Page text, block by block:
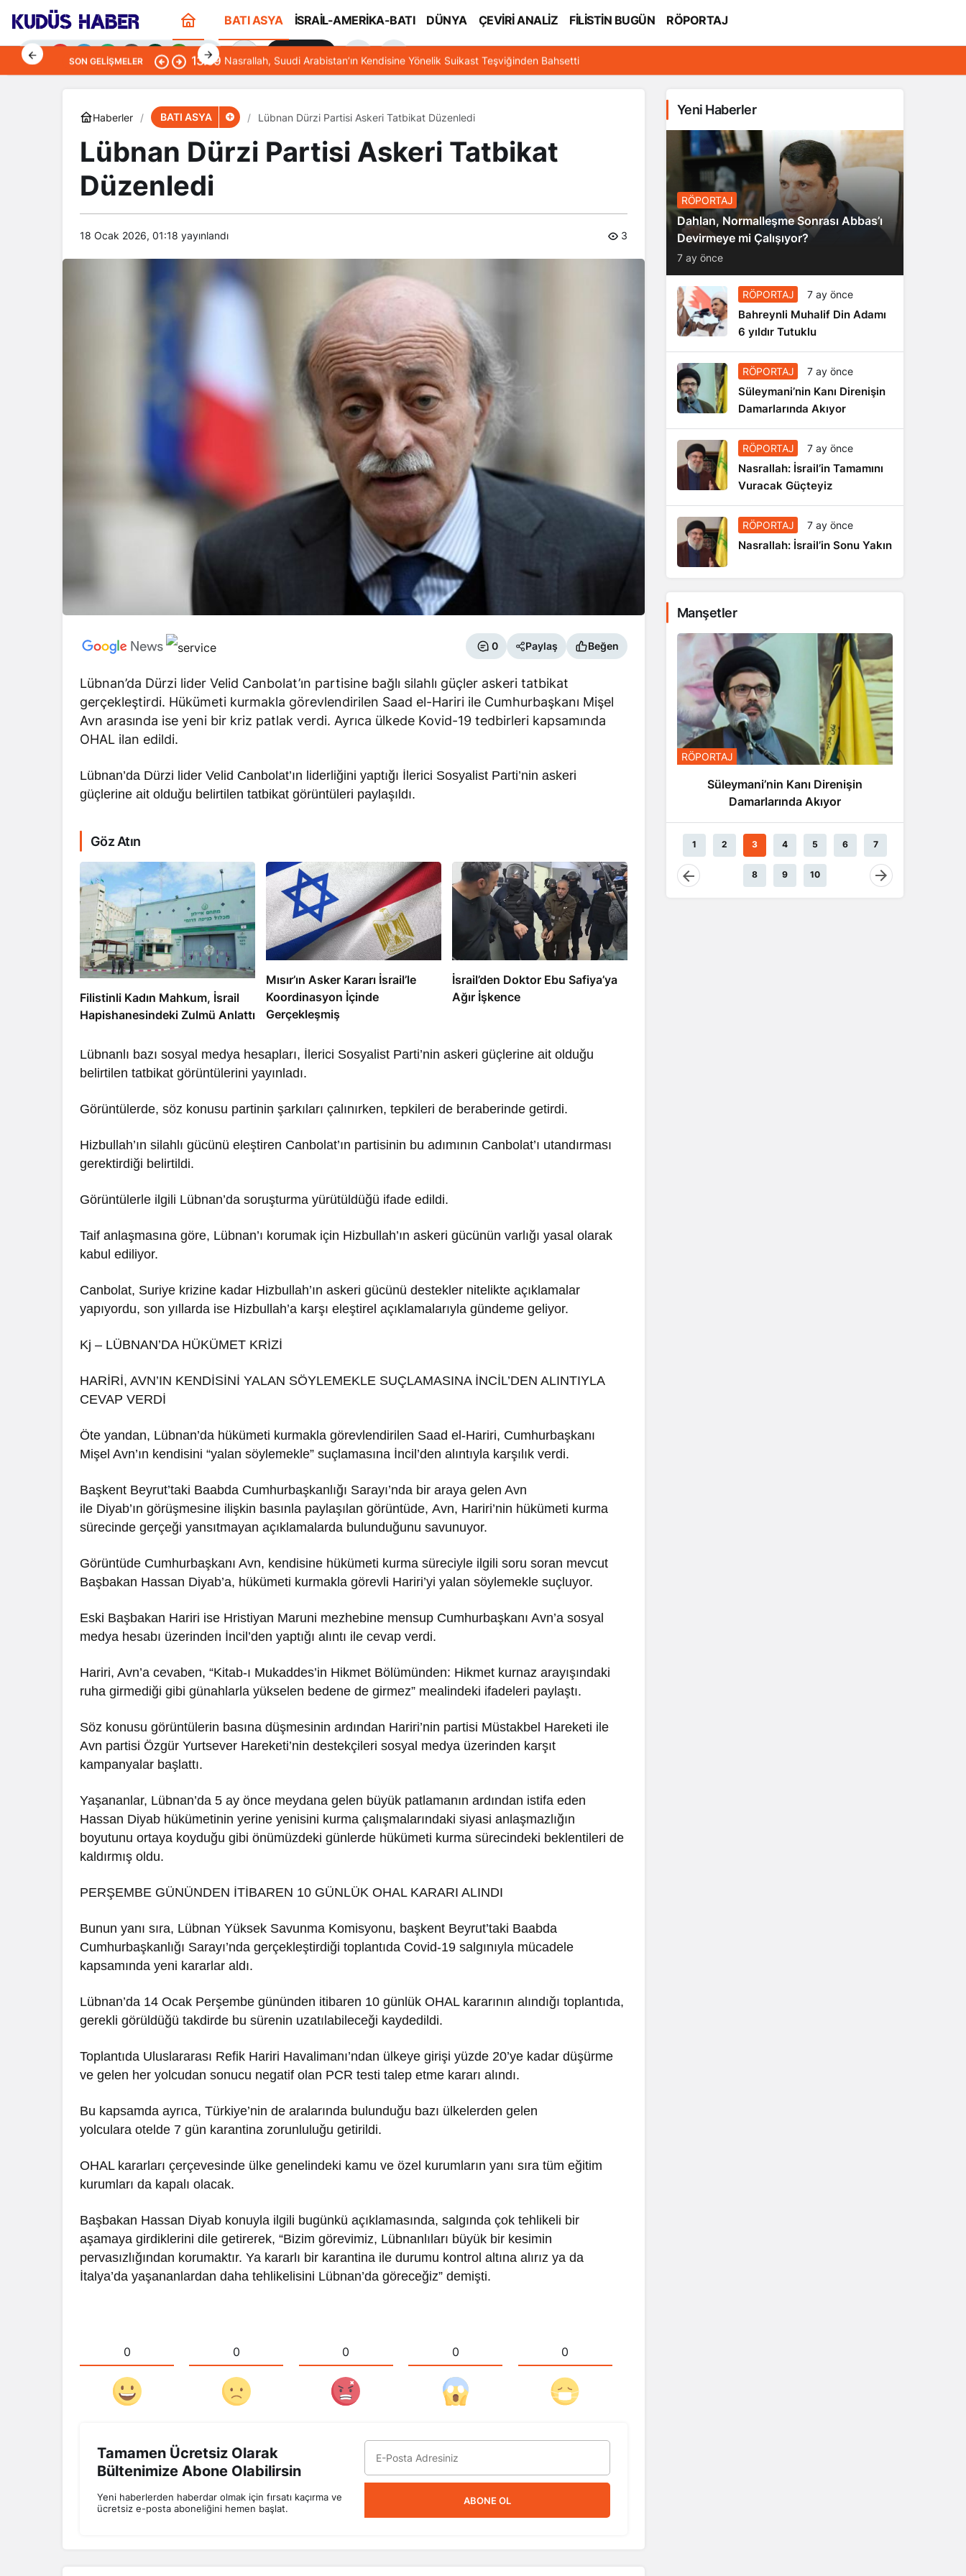
BATI ASYA İSRAİL-AMERİKA-BATI DÜNYA ÇEVİRİ ANALİZ FİLİSTİN BUGÜN RÖPORTAJ
Gündüz Modu
Gündüz modunu seçin.
Gece modunu seçin.
Sana Özel
SON GELIŞMELER 13:09 Nasrallah, Suudi Arabistan’ın Kendisine Yönelik Suikast Teşviğinden Bahsetti
Haberler BATI ASYA Lübnan Dürzi Partisi Askeri Tatbikat Düzenledi
Lübnan Dürzi Partisi Askeri Tatbikat
Düzenledi
18 Ocak 2026, 01:18 yayınlandı 3
0 Paylaş Beğen
Lübnan’da Dürzi lider Velid Canbolat’ın partisine bağlı silahlı güçler askeri tatbikat
gerçekleştirdi. Hükümeti kurmakla görevlendirilen Saad el-Hariri ile Cumhurbaşkanı Mişel
Avn arasında ise yeni bir kriz patlak verdi. Ayrıca ülkede Kovid-19 tedbirleri kapsamında
OHAL ilan edildi.
Lübnan’da Dürzi lider Velid Canbolat’ın liderliğini yaptığı İlerici Sosyalist Parti’nin askeri
güçlerine ait olduğu belirtilen tatbikat görüntüleri paylaşıldı.
Göz Atın
Filistinli Kadın Mahkum, İsrail
Hapishanesindeki Zulmü Anlattı
Mısır’ın Asker Kararı İsrail’le
Koordinasyon İçinde
Gerçekleşmiş
İsrail’den Doktor Ebu Safiya’ya
Ağır İşkence
Lübnanlı bazı sosyal medya hesapları, İlerici Sosyalist Parti’nin askeri güçlerine ait olduğu
belirtilen tatbikat görüntülerini yayınladı.
Görüntülerde, söz konusu partinin şarkıları çalınırken, tepkileri de beraberinde getirdi.
Hizbullah’ın silahlı gücünü eleştiren Canbolat’ın partisinin bu adımının Canbolat’ı utandırması
gerektirdiği belirtildi.
Görüntülerle ilgili Lübnan’da soruşturma yürütüldüğü ifade edildi.
Taif anlaşmasına göre, Lübnan’ı korumak için Hizbullah’ın askeri gücünün varlığı yasal olarak
kabul ediliyor.
Canbolat, Suriye krizine kadar Hizbullah’ın askeri gücünü destekler nitelikte açıklamalar
yapıyordu, son yıllarda ise Hizbullah’a karşı eleştirel açıklamalarıyla gündeme geliyor.
Kj – LÜBNAN’DA HÜKÜMET KRİZİ
HARİRİ, AVN’IN KENDİSİNİ YALAN SÖYLEMEKLE SUÇLAMASINA İNCİL’DEN ALINTIYLA
CEVAP VERDİ
Öte yandan, Lübnan’da hükümeti kurmakla görevlendirilen Saad el-Hariri, Cumhurbaşkanı
Mişel Avn’ın kendisini “yalan söylemekle” suçlamasına İncil’den alıntıyla karşılık verdi.
Başkent Beyrut’taki Baabda Cumhurbaşkanlığı Sarayı’nda bir araya gelen Avn
ile Diyab’ın görüşmesine ilişkin basınla paylaşılan görüntüde, Avn, Hariri’nin hükümeti kurma
sürecinde gerçeği yansıtmayan açıklamalarda bulunduğunu savunuyor.
Görüntüde Cumhurbaşkanı Avn, kendisine hükümeti kurma süreciyle ilgili soru soran mevcut
Başbakan Hassan Diyab’a, hükümeti kurmakla görevli Hariri’yi yalan söylemekle suçluyor.
Eski Başbakan Hariri ise Hristiyan Maruni mezhebine mensup Cumhurbaşkanı Avn’a sosyal
medya hesabı üzerinden İncil’den yaptığı alıntı ile cevap verdi.
Hariri, Avn’a cevaben, “Kitab-ı Mukaddes’in Hikmet Bölümünden: Hikmet kurnaz arayışındaki
ruha girmediği gibi günahlarla yükselen bedene de girmez” mealindeki ifadeleri paylaştı.
Söz konusu görüntülerin basına düşmesinin ardından Hariri’nin partisi Müstakbel Hareketi ile
Avn partisi Özgür Yurtsever Hareketi’nin destekçileri sosyal medya üzerinden karşıt
kampanyalar başlattı.
Yaşananlar, Lübnan’da 5 ay önce meydana gelen büyük patlamanın ardından istifa eden
Hassan Diyab hükümetinin yerine yenisini kurma çalışmalarındaki siyasi anlaşmazlığın
boyutunu ortaya koyduğu gibi önümüzdeki günlerde hükümeti kurma sürecindeki beklentileri de
kaldırmış oldu.
PERŞEMBE GÜNÜNDEN İTİBAREN 10 GÜNLÜK OHAL KARARI ALINDI
Bunun yanı sıra, Lübnan Yüksek Savunma Komisyonu, başkent Beyrut’taki Baabda
Cumhurbaşkanlığı Sarayı’nda gerçekleştirdiği toplantıda Covid-19 salgınıyla mücadele
kapsamında yeni kararlar aldı.
Lübnan’da 14 Ocak Perşembe gününden itibaren 10 günlük OHAL kararının alındığı toplantıda,
gerekli görüldüğü takdirde bu sürenin uzatılabileceği kaydedildi.
Toplantıda Uluslararası Refik Hariri Havalimanı’ndan ülkeye girişi yüzde 20’ye kadar düşürme
ve gelen her yolcudan sonucu negatif olan PCR testi talep etme kararı alındı.
Bu kapsamda ayrıca, Türkiye’nin de aralarında bulunduğu bazı ülkelerden gelen
yolculara otelde 7 gün karantina zorunluluğu getirildi.
OHAL kararları çerçevesinde ülke genelindeki kamu ve özel kurumların yanı sıra tüm eğitim
kurumları da kapalı olacak.
Başbakan Hassan Diyab konuyla ilgili bugünkü açıklamasında, salgında çok tehlikeli bir
aşamaya girdiklerini dile getirerek, “Bizim görevimiz, Lübnanlıları büyük bir kesimin
pervasızlığından korumaktır. Ya kararlı bir karantina ile durumu kontrol altına alırız ya da
İtalya’da yaşananlardan daha tehlikelisini Lübnan’da göreceğiz” demişti.
0 0 0 0 0
Tamamen Ücretsiz Olarak
Bültenimize Abone Olabilirsin
Yeni haberlerden haberdar olmak için fırsatı kaçırma ve
ücretsiz e-posta aboneliğini hemen başlat.
ABONE OL
Yeni Haberler
RÖPORTAJ
Dahlan, Normalleşme Sonrası Abbas’ı
Devirmeye mi Çalışıyor?
7 ay önce
RÖPORTAJ 7 ay önce
Bahreynli Muhalif Din Adamı
6 yıldır Tutuklu
RÖPORTAJ 7 ay önce
Süleymani’nin Kanı Direnişin
Damarlarında Akıyor
RÖPORTAJ 7 ay önce
Nasrallah: İsrail’in Tamamını
Vuracak Güçteyiz
RÖPORTAJ 7 ay önce
Nasrallah: İsrail’in Sonu Yakın
Manşetler
Dahlan, Normalleşme Sonrası
Abbas’ı Devirmeye mi Çalışıyor?
Bahreynli Muhalif Din Adamı 6
RÖPORTAJ
Süleymani’nin Kanı Direnişin
Damarlarında Akıyor
1 2 3 4 5 6 7
8 9 10